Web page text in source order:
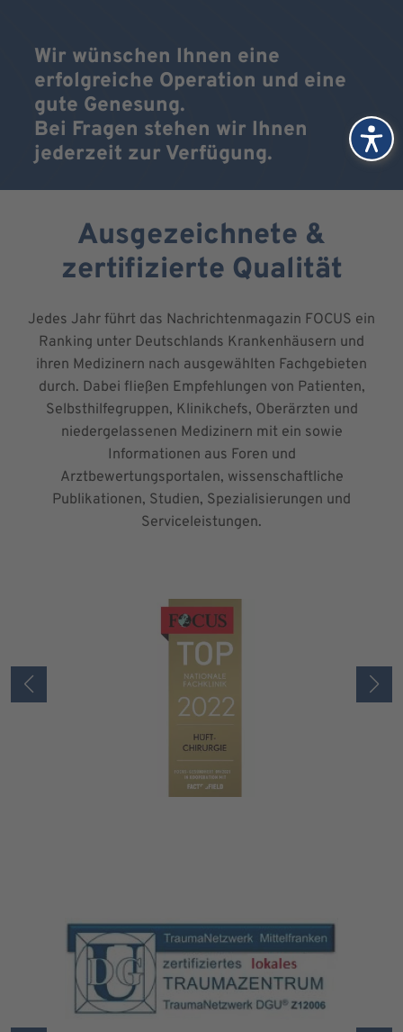
Wir wünschen Ihnen eine
erfolgreiche Operation und eine
gute Genesung.
Bei Fragen stehen wir Ihnen
jederzeit zur Verfügung.
Ausgezeichnete &
zertifizierte Qualität
Jedes Jahr führt das Nachrichtenmagazin FOCUS ein
Ranking unter Deutschlands Krankenhäusern und
ihren Medizinern nach ausgewählten Fachgebieten
durch. Dabei fließen Empfehlungen von Patienten,
Selbsthilfegruppen, Klinikchefs, Oberärzten und
niedergelassenen Medizinern mit ein sowie
Informationen aus Foren und
Arztbewertungsportalen, wissenschaftliche
Publikationen, Studien, Spezialisierungen und
Serviceleistungen.